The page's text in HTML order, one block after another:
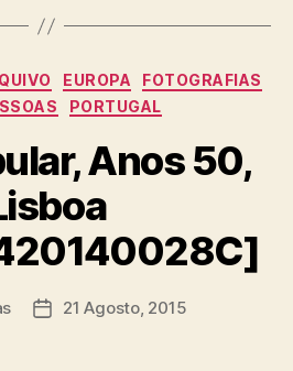
Categorias
EUROPA
FOTOGRAFIAS
PORTUGAL
Anos 50,
Data21 Agosto, 2015